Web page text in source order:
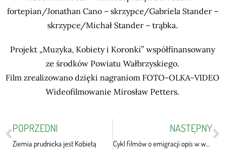
fortepian/Jonathan Cano – skrzypce/Gabriela Stander –
skrzypce/Michał Stander – trąbka.
Projekt „Muzyka, Kobiety i Koronki” współfinansowany
ze środków Powiatu Wałbrzyskiego.
Film zrealizowano dzięki nagraniom FOTO-OLKA-VIDEO
Wideofilmowanie Mirosław Petters.
POPRZEDNI
Ziemia prudnicka jest Kobietą
NASTĘPNY
Cykl filmów o emigracji opis w wydarzeniach 2021